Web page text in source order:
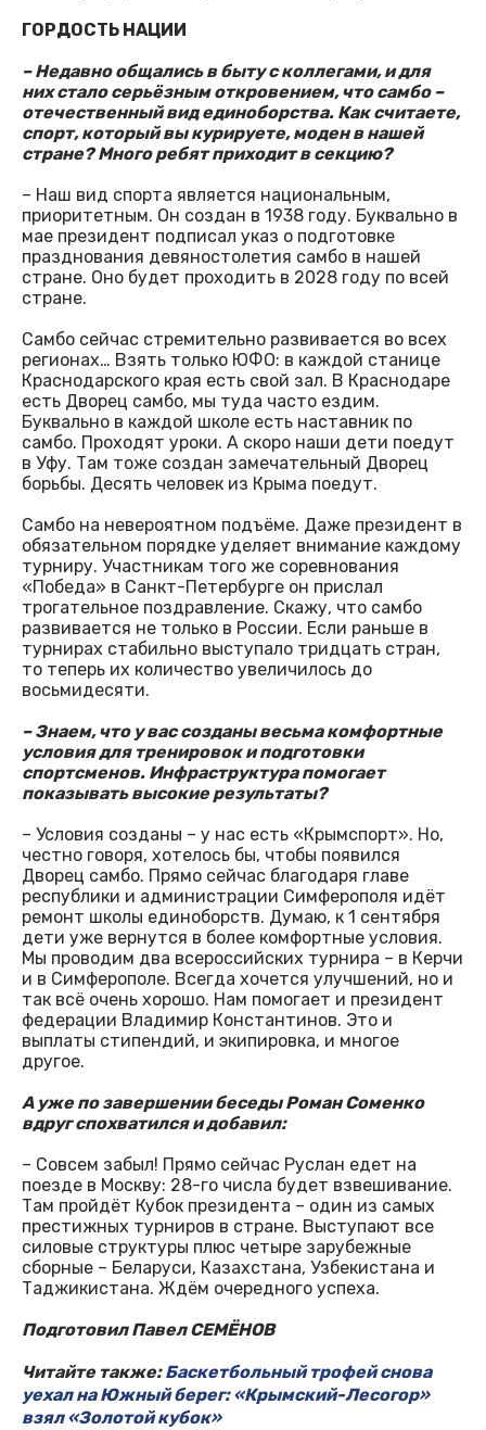
ГОРДОСТЬ НАЦИИ
– Недавно общались в быту с коллегами, и для
них стало серьёзным откровением, что самбо –
отечественный вид единоборства. Как считаете,
спорт, который вы курируете, моден в нашей
стране? Много ребят приходит в секцию?
– Наш вид спорта является национальным,
приоритетным. Он создан в 1938 году. Буквально в
мае президент подписал указ о подготовке
празднования девяностолетия самбо в нашей
стране. Оно будет проходить в 2028 году по всей
стране.
Самбо сейчас стремительно развивается во всех
регионах… Взять только ЮФО: в каждой станице
Краснодарского края есть свой зал. В Краснодаре
есть Дворец самбо, мы туда часто ездим.
Буквально в каждой школе есть наставник по
самбо. Проходят уроки. А скоро наши дети поедут
в Уфу. Там тоже создан замечательный Дворец
борьбы. Десять человек из Крыма поедут.
Самбо на невероятном подъёме. Даже президент в
обязательном порядке уделяет внимание каждому
турниру. Участникам того же соревнования
«Победа» в Санкт-Петербурге он прислал
трогательное поздравление. Скажу, что самбо
развивается не только в России. Если раньше в
турнирах стабильно выступало тридцать стран,
то теперь их количество увеличилось до
восьмидесяти.
– Знаем, что у вас созданы весьма комфортные
условия для тренировок и подготовки
спортсменов. Инфраструктура помогает
показывать высокие результаты?
– Условия созданы – у нас есть «Крымспорт». Но,
честно говоря, хотелось бы, чтобы появился
Дворец самбо. Прямо сейчас благодаря главе
республики и администрации Симферополя идёт
ремонт школы единоборств. Думаю, к 1 сентября
дети уже вернутся в более комфортные условия.
Мы проводим два всероссийских турнира – в Керчи
и в Симферополе. Всегда хочется улучшений, но и
так всё очень хорошо. Нам помогает и президент
федерации Владимир Константинов. Это и
выплаты стипендий, и экипировка, и многое
другое.
А уже по завершении беседы Роман Соменко
вдруг спохватился и добавил:
– Совсем забыл! Прямо сейчас Руслан едет на
поезде в Москву: 28-го числа будет взвешивание.
Там пройдёт Кубок президента – один из самых
престижных турниров в стране. Выступают все
силовые структуры плюс четыре зарубежные
сборные – Беларуси, Казахстана, Узбекистана и
Таджикистана. Ждём очередного успеха.
Подготовил Павел СЕМЁНОВ
Читайте также:Баскетбольный трофей снова
уехал на Южный берег: «Крымский-Лесогор»
взял «Золотой кубок»